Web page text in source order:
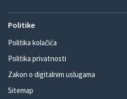
Politike
Politika kolačića
Politika privatnosti
Zakon o digitalnim uslugama
Sitemap